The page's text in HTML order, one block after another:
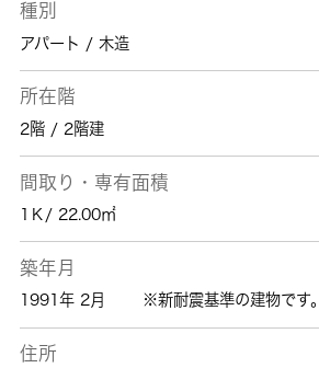
種別
アパート / 木造
所在階
2階 / 2階建
間取り・専有面積
1Ｋ/ 22.00㎡
築年月
1991年 2月 ※新耐震基準の建物です。
住所